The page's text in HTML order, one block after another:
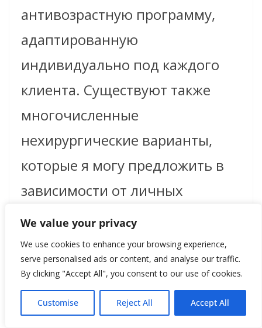
We value your privacy
We use cookies to enhance your browsing experience,
serve personalised ads or content, and analyse our traffic.
By clicking "Accept All", you consent to our use of cookies.
Customise Reject All Accept All
антивозрастную программу,
адаптированную
индивидуально под каждого
клиента. Существуют также
многочисленные
нехирургические варианты,
которые я могу предложить в
зависимости от личных
потребностей и обстоятельств.
И, конечно, важную роль
играет здоровый образ жизни,
который помогает людям
дольше выглядеть моложе: не